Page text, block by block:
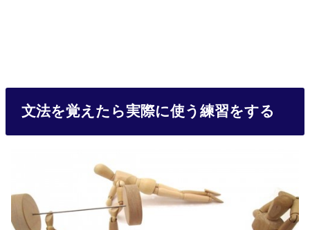
文法を覚えたら実際に使う練習をする